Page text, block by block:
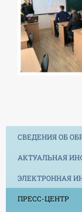
СВЕДЕНИЯ ОБ
АКТУАЛЬНАЯ
ЭЛЕКТРОННАЯ
ПРЕСС-ЦЕНТР